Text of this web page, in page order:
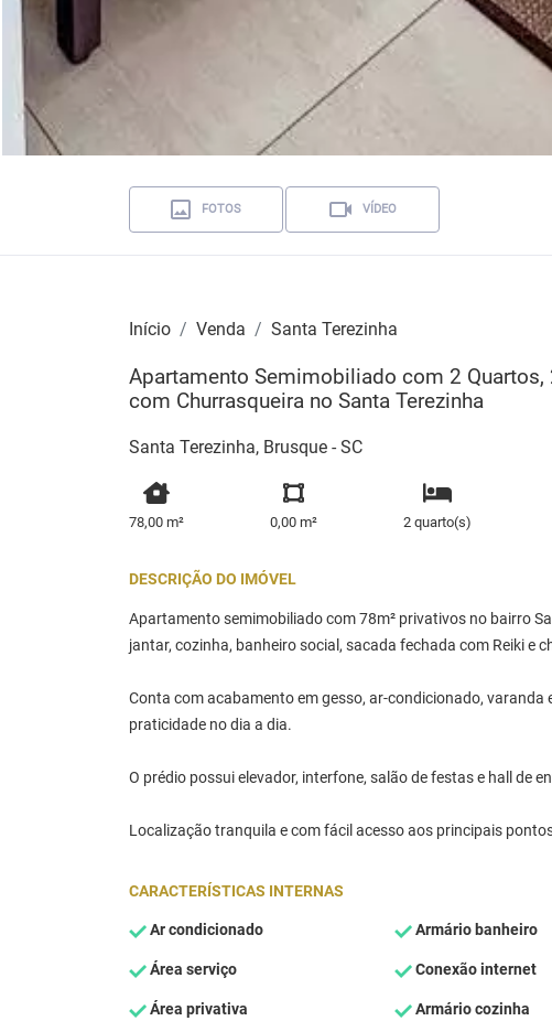
FOTOS VÍDEO
Início Venda Santa Terezinha
Apartamento Semimobiliado com 2 Quartos,
com Churrasqueira no Santa Terezinha
Santa Terezinha, Brusque - SC
78,00 m² 0,00 m² 2 quarto(s)
DESCRIÇÃO DO IMÓVEL
Apartamento semimobiliado com 78m² privativos no bairro
jantar, cozinha, banheiro social, sacada fechada com Reiki e
Conta com acabamento em gesso, ar-condicionado,
praticidade no dia a dia.
O prédio possui elevador, interfone, salão de festas e hall de
Localização tranquila e com fácil acesso aos principais
CARACTERÍSTICAS INTERNAS
Ar condicionado Armário banheiro
Área serviço Conexão internet
Área privativa Armário cozinha